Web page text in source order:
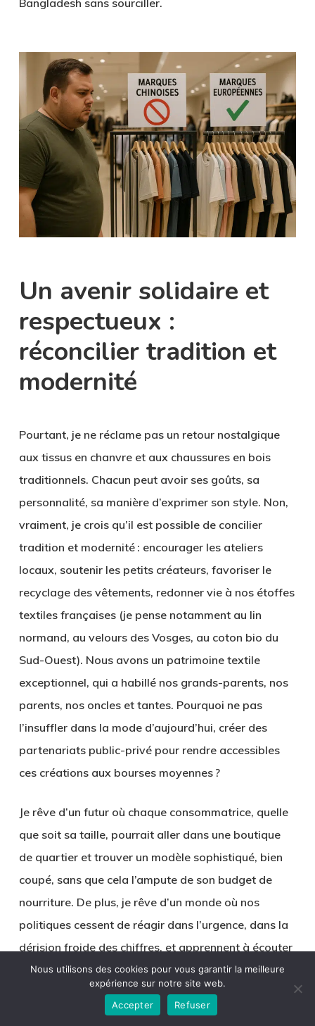
Bangladesh sans sourciller.
Un avenir solidaire et
respectueux :
réconcilier tradition et
modernité
Pourtant, je ne réclame pas un retour nostalgique
aux tissus en chanvre et aux chaussures en bois
traditionnels. Chacun peut avoir ses goûts, sa
personnalité, sa manière d’exprimer son style. Non,
vraiment, je crois qu’il est possible de concilier
tradition et modernité : encourager les ateliers
locaux, soutenir les petits créateurs, favoriser le
recyclage des vêtements, redonner vie à nos étoffes
textiles françaises (je pense notamment au lin
normand, au velours des Vosges, au coton bio du
Sud-Ouest). Nous avons un patrimoine textile
exceptionnel, qui a habillé nos grands-parents, nos
parents, nos oncles et tantes. Pourquoi ne pas
l’insuffler dans la mode d’aujourd’hui, créer des
partenariats public-privé pour rendre accessibles
ces créations aux bourses moyennes ?
Je rêve d’un futur où chaque consommatrice, quelle
que soit sa taille, pourrait aller dans une boutique
de quartier et trouver un modèle sophistiqué, bien
coupé, sans que cela l’ampute de son budget de
nourriture. De plus, je rêve d’un monde où nos
politiques cessent de réagir dans l’urgence, dans la
dérision froide des chiffres, et apprennent à écouter
les citoyens. Je vois un avenir où l’on développe des
filières de recyclage : on dépose son vieux pull à la
mairie, on le transforme en nouvelle pièce, sans
Nous utilisons des cookies pour vous garantir la meilleure
expérience sur notre site web.
Accepter
Refuser